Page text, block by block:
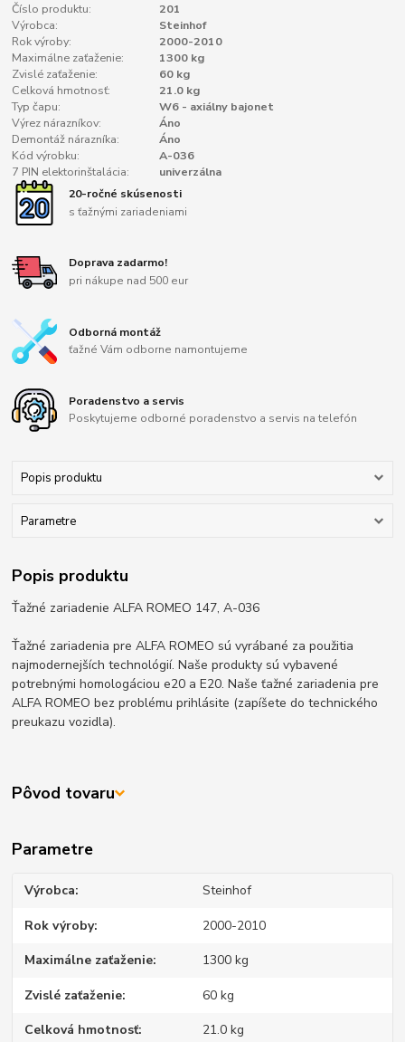
Číslo produktu:
201
Výrobca:
Steinhof
Rok výroby:
2000-2010
Maximálne zaťaženie:
1300 kg
Zvislé zaťaženie:
60 kg
Celková hmotnosť:
21.0 kg
Typ čapu:
W6 - axiálny bajonet
Výrez nárazníkov:
Áno
Demontáž nárazníka:
Áno
Kód výrobku:
A-036
7 PIN elektorinštalácia:
univerzálna
20-ročné skúsenosti
s ťažnými zariadeniami
Doprava zadarmo!
pri nákupe nad 500 eur
Odborná montáž
ťažné Vám odborne namontujeme
Poradenstvo a servis
Poskytujeme odborné poradenstvo a servis na telefón
Popis produktu
Parametre
Popis produktu
Ťažné zariadenie ALFA ROMEO 147, A-036
Ťažné zariadenia pre ALFA ROMEO sú vyrábané za použitia
najmodernejších technológií. Naše produkty sú vybavené
potrebnými homologáciou e20 a E20. Naše ťažné zariadenia pre
ALFA ROMEO bez problému prihlásite (zapíšete do technického
preukazu vozidla).
Pôvod tovaru
Parametre
Výrobca Steinhof
Rok výroby 2000-2010
Maximálne zaťaženie 1300 kg
Zvislé zaťaženie 60 kg
Celková hmotnosť 21.0 kg